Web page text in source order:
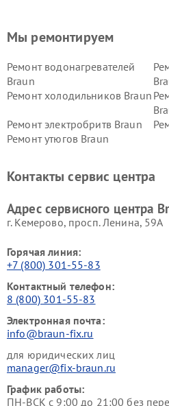
Мы ремонтируем
Ремонт водонагревателей
Braun
Ремонт холодильников Braun
Ремонт электробритв Braun
Ремонт утюгов Braun
Контакты сервис центра
Адрес сервисного центра
г. Кемерово, просп. Ленина, 59А
Горячая линия:
+7 (800) 301-55-83
Контактный телефон:
8 (800) 301-55-83
Электронная почта:
info@braun-fix.ru
для юридических лиц
manager@fix-braun.ru
График работы:
ПН-ВСК с 9:00 до 21:00 без